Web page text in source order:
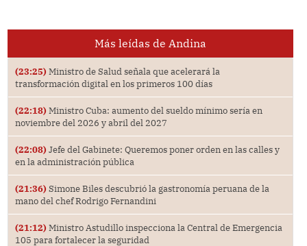
Más leídas de Andina
(23:25) Ministro de Salud señala que acelerará la
transformación digital en los primeros 100 días
(22:18) Ministro Cuba: aumento del sueldo mínimo sería en
noviembre del 2026 y abril del 2027
(22:08) Jefe del Gabinete: Queremos poner orden en las calles y
en la administración pública
(21:36) Simone Biles descubrió la gastronomía peruana de la
mano del chef Rodrigo Fernandini
(21:12) Ministro Astudillo inspecciona la Central de Emergencia
105 para fortalecer la seguridad